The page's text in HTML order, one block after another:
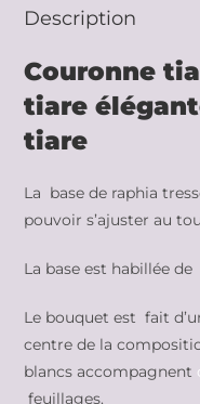
Description
Couronne
tiare
tiare
La base de raphia
pouvoir s’ajuster au
La base est habillée
Le bouquet est fait
centre de la
blancs accompagnent
feuillages.